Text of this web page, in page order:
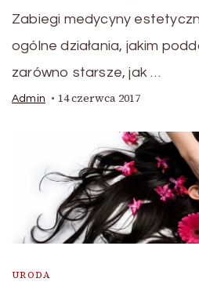
Zabiegi medycyny
ogólne działania, jakim
zarówno starsze, jak …
Admin 14 czerwca 2017
URODA